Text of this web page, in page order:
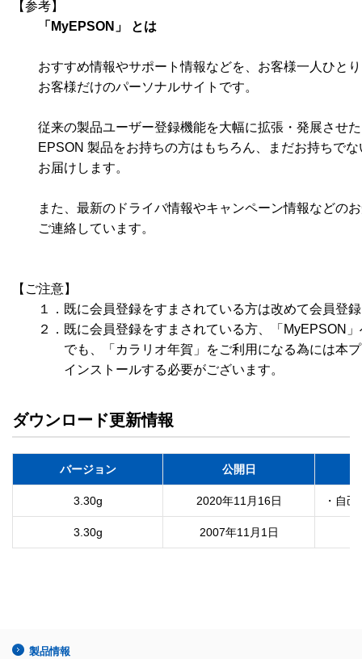
【参考】
「MyEPSON」 とは
おすすめ情報やサポート情報などを、お客様一人ひとり
お客様だけのパーソナルサイトです。
従来の製品ユーザー登録機能を大幅に拡張・発展させた
EPSON 製品をお持ちの方はもちろん、まだお持ちでな
お届けします。
また、最新のドライバ情報やキャンペーン情報などのお
ご連絡しています。
【ご注意】
１．既に会員登録をすまされている方は改めて会員登録
２．既に会員登録をすまされている方、「MyEPSON」
でも、「カラリオ年賀」をご利用になる為には本プ
ダウンロード更新情報
バージョン 公開日
3.30g 2020年11月16日 ・自
3.30g 2007年11月1日
製品情報